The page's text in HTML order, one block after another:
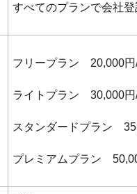
すべてのプランで会社登
フリープラン 20,000円
ライトプラン 30,000円
スタンダードプラン
プレミアムプラン